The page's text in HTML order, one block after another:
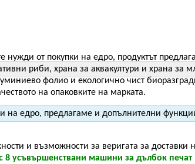
нужди от покупки на едро, продуктът
риби, храна за аквакултури и храна за
фолио и екологично чист
на опаковките на марката.
на едро, предлагаме и допълнителни
и възможности за веригата за доставки
8 усъвършенствани машини за дълбок